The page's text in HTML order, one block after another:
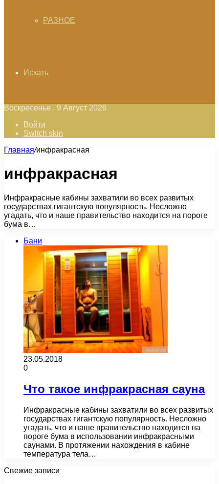
РАЗНОЕ
Искать
Воскресенье , 9 Август 2026
Войти
Switch skin
Главная/инфракрасная
инфракрасная
Инфракрасные кабины захватили во всех развитых
государствах гигантскую популярность. Несложно
угадать, что и наше правительство находится на пороге
бума в…
Бани
23.05.2018
0
Что такое инфракрасная сауна
Инфракрасные кабины захватили во всех развитых
государствах гигантскую популярность. Несложно
угадать, что и наше правительство находится на
пороге бума в использовании инфракрасными
саунами. В протяжении нахождения в кабине
температура тела…
Свежие записи